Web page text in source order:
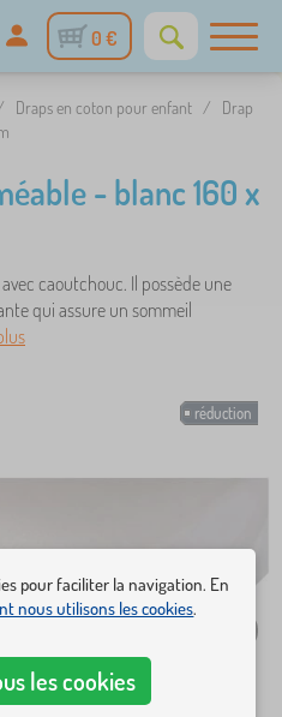
0 €
Draps en coton pour enfant /
Drap
- blanc 160 x
caoutchouc. Il possède une
qui assure un sommeil
réduction
pour faciliter la navigation. En
nous utilisons les cookies.
les cookies